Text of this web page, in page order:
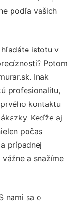
podľa vašich
hľadáte istotu v
Potom
Inak
profesionalitu,
kontaktu
Keďže aj
počas
prípadnej
a snažíme
nami sa o